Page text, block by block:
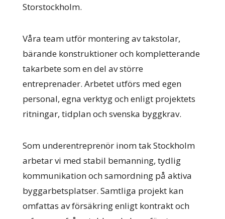
Storstockholm.
Våra team utför montering av takstolar,
bärande konstruktioner och kompletterande
takarbete som en del av större
entreprenader. Arbetet utförs med egen
personal, egna verktyg och enligt projektets
ritningar, tidplan och svenska byggkrav.
Som underentreprenör inom tak Stockholm
arbetar vi med stabil bemanning, tydlig
kommunikation och samordning på aktiva
byggarbetsplatser. Samtliga projekt kan
omfattas av försäkring enligt kontrakt och